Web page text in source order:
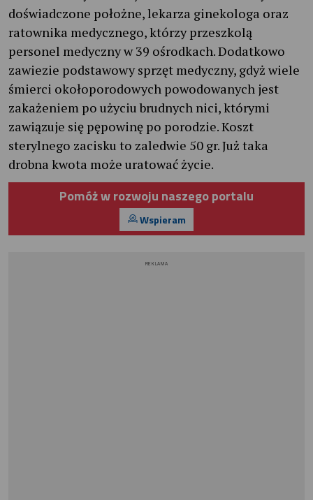
doświadczone położne, lekarza ginekologa oraz
ratownika medycznego, którzy przeszkolą
personel medyczny w 39 ośrodkach. Dodatkowo
zawiezie podstawowy sprzęt medyczny, gdyż wiele
śmierci okołoporodowych powodowanych jest
zakażeniem po użyciu brudnych nici, którymi
zawiązuje się pępowinę po porodzie. Koszt
sterylnego zacisku to zaledwie 50 gr. Już taka
drobna kwota może uratować życie.
Pomóż w rozwoju naszego portalu
Wspieram
REKLAMA